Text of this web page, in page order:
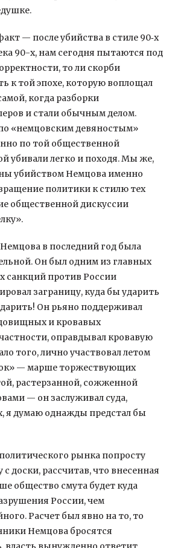
— после убийства в стиле 90‑х
90-х, нам сегодня пытаются под
то ли скорби
к той эпохе, которую воплощал
когда разборки
и стали обычным делом.
«немцовским девяностым»
по той общественной
убивали легко и походя. Мы же,
убийством Немцова именно
политики к стилю тех
общественной дискуссии
в последний год была
Он был одним из главных
санкций против России
заграницу, куда бы ударить
Он рьяно поддерживал
и кровавых
оправдывал кровавую
того, лично участвовал летом
— марше торжествующих
растерзанной, сожженной
— он заслуживал суда,
я думаю однажды предстал бы
рынка попросту
с доски, рассчитав, что внесенная
общество смута будет куда
России, чем
Расчет был явно на то, то
Немцова бросятся